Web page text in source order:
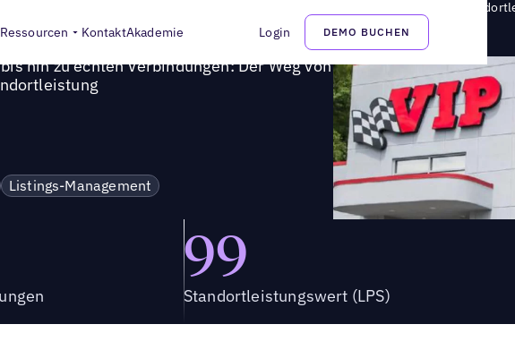
Ressourcen KontaktAkademie Login DEMO BUCHEN
bis hin zu echten Verbindungen: Der Weg von VIP Tires zu exzellenter
hin zu echten Verbindungen: Der Weg von
Listings-Management
99
Standortleistungswert (LPS)